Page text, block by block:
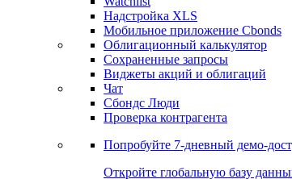
Получить доступ
Инструментарий
Портфель
Watchlist
Надстройка XLS
Мобильное приложение Cbonds
Облигационный калькулятор
Сохраненные запросы
Виджеты акций и облигаций
Чат
Сбондс Люди
Проверка контрагента